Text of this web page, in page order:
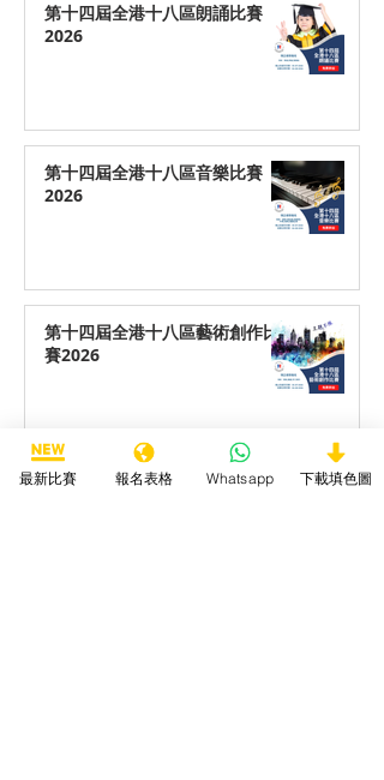
第十四屆全港十八區朗誦比賽
2026
第十四屆全港十八區音樂比賽
2026
第十四屆全港十八區藝術創作比
賽2026
第十四屆全港十八區最喜愛動物
最新比賽 報名表格 Whatsapp 下載填色圖